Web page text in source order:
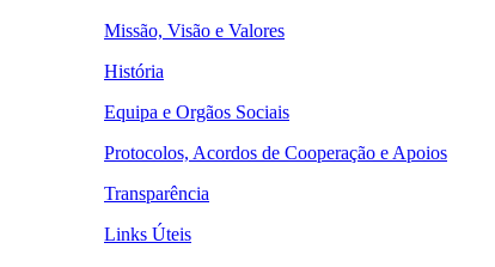
Missão, Visão e Valores
História
Equipa e Orgãos Sociais
Protocolos, Acordos de Cooperação e Apoios
Transparência
Links Úteis